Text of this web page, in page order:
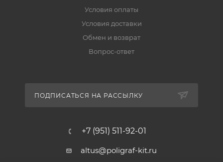
Условия оплаты
Условия доставки
Обмен и возврат
Вопрос-ответ
ПОДПИСАТЬСЯ НА РАССЫЛКУ
+7 (951) 511-92-01
altus@poligraf-kit.ru